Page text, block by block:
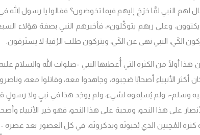
لهم النبي لمَّا خرَجَ إليهم فيما تخوضون؟ فقالوا يا رسول الله
يكتوون، وعلى ربهم يتوكَّلون»، فأخبرهم النبي بصفة هؤلاء
الكَي، النبي نهى عن الكَي، ويتركون طلب الرُقيا؛ لا يستَرقون.
أولًا من الكثرة التي أُعطيها النبي -صلوات الله والسلام
أكثر الأنبياء أصحابًا صَحِبوه، وجاهدوا معه، وقاتلوا معه،
وسلم-، ولم يُسلِموه لشيء، ولم يوجَد هذا في نبيٍ ولا رسولٍ
على هذا النحو، ومحبة على هذا النحو، فهو خير الأنبياء
كثرة المُحِبين الذي يُحبونَه ويذكرونَه، في كل العصور بعد